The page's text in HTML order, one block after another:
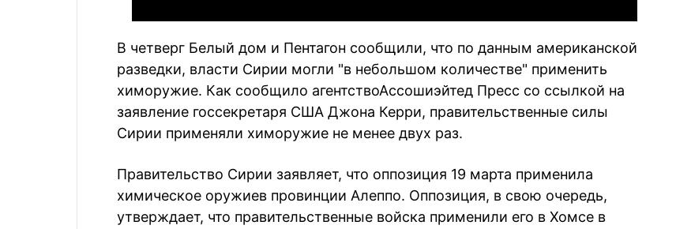
В четверг Белый дом и Пентагон сообщили, что по данным американской
разведки, власти Сирии могли "в небольшом количестве" применить
химоружие. Как сообщило агентствоАссошиэйтед Пресс со ссылкой на
заявление госсекретаря США Джона Керри, правительственные силы
Сирии применяли химоружие не менее двух раз.
Правительство Сирии заявляет, что оппозиция 19 марта применила
химическое оружиев провинции Алеппо. Оппозиция, в свою очередь,
утверждает, что правительственные войска применили его в Хомсе в